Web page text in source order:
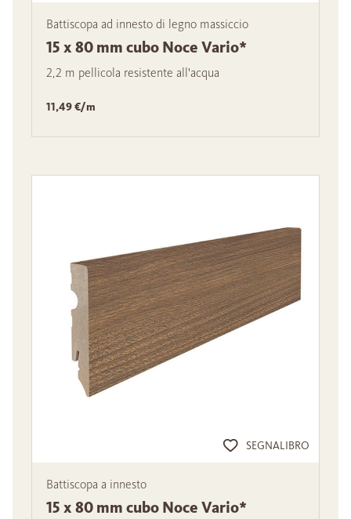
Battiscopa ad innesto di legno massiccio
15 x 80 mm cubo Noce Vario*
2,2 m pellicola resistente all'acqua
11,49 €/m
SEGNALIBRO
Battiscopa a innesto
15 x 80 mm cubo Noce Vario*